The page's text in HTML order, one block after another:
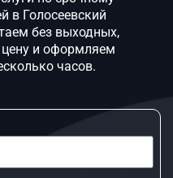
в Голосеевский
без выходных,
и оформляем
часов.